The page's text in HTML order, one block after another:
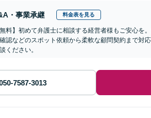
・事業承継 料金表を見る
無料】初めて弁護士に相談する経営者様もご安心を
認などのスポット依頼から柔軟な顧問契約まで対
ください。